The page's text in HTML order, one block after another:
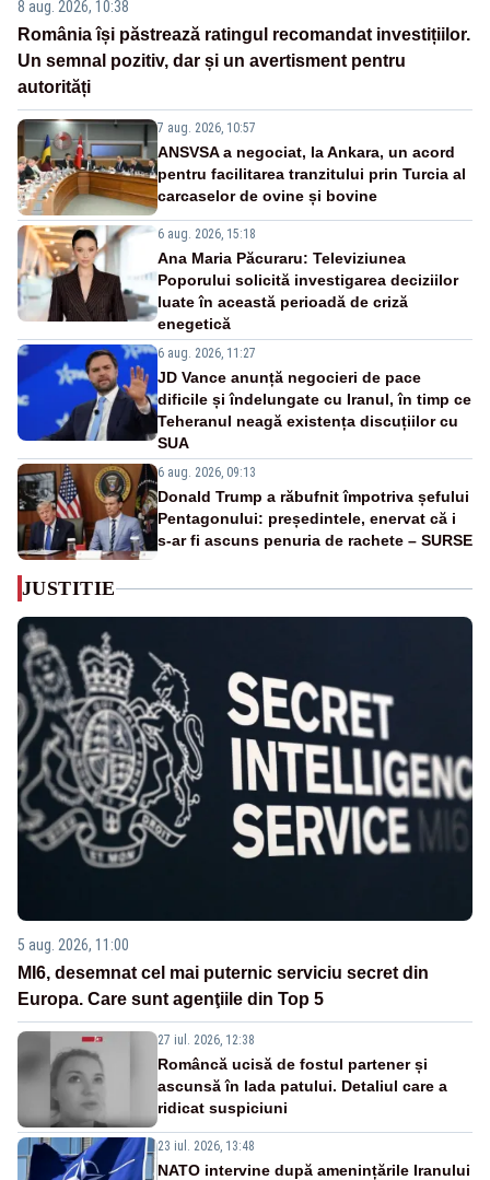
8 aug. 2026, 10:38
România își păstrează ratingul recomandat investițiilor.
Un semnal pozitiv, dar și un avertisment pentru
autorități
7 aug. 2026, 10:57
ANSVSA a negociat, la Ankara, un acord
pentru facilitarea tranzitului prin Turcia al
carcaselor de ovine și bovine
6 aug. 2026, 15:18
Ana Maria Păcuraru: Televiziunea
Poporului solicită investigarea deciziilor
luate în această perioadă de criză
enegetică
6 aug. 2026, 11:27
JD Vance anunță negocieri de pace
dificile și îndelungate cu Iranul, în timp ce
Teheranul neagă existența discuțiilor cu
SUA
6 aug. 2026, 09:13
Donald Trump a răbufnit împotriva șefului
Pentagonului: președintele, enervat că i
s-ar fi ascuns penuria de rachete – SURSE
JUSTITIE
5 aug. 2026, 11:00
MI6, desemnat cel mai puternic serviciu secret din
Europa. Care sunt agenţiile din Top 5
27 iul. 2026, 12:38
Româncă ucisă de fostul partener și
ascunsă în lada patului. Detaliul care a
ridicat suspiciuni
23 iul. 2026, 13:48
NATO intervine după amenințările Iranului